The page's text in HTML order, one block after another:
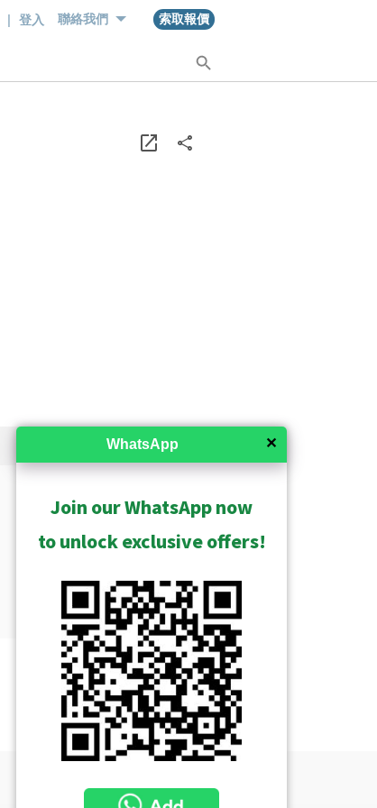
| 登入 聯絡我們 索取報價
顯示已歸檔的
顯示已停止的
✕
WhatsApp
Join our WhatsApp now
to unlock exclusive offers!